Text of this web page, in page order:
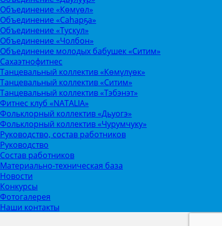
Объединение «Көмүөл»
Объединение «Саhарҕа»
Объединение «Тускул»
Объединение «Чолбон»
Объединение молодых бабушек «Ситим»
Сахаэтнофитнес
Танцевальный коллектив «Көмүлүөк»
Танцевальный коллектив «Ситим»
Танцевальный коллектив «Тэбэнэт»
Фитнес клуб «NATALIA»
Фольклорный коллектив «Дьуогэ»
Фольклорный коллектив «Чурумчуку»
Руководство, состав работников
Руководство
Состав работников
Материально-техническая база
Новости
Конкурсы
Фотогалерея
Наши контакты